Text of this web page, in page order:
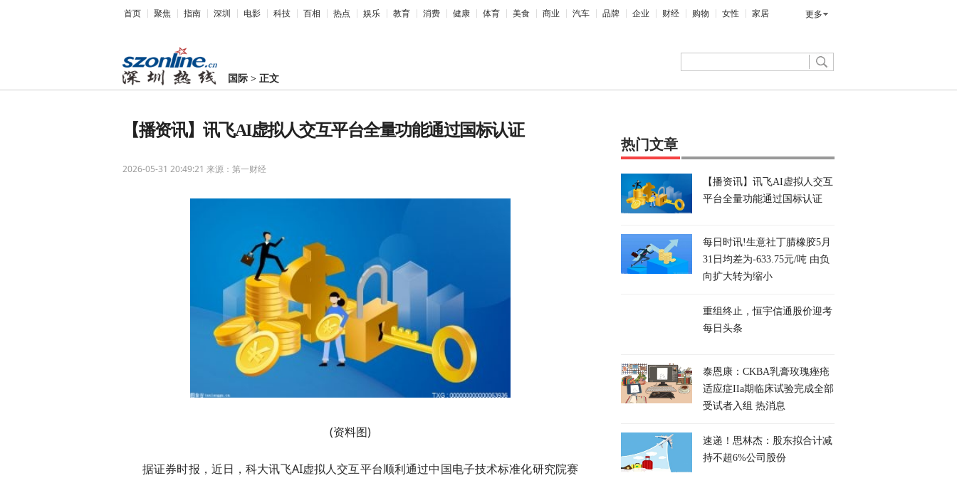
首页 聚焦 指南 深圳 电影 科技 百相 热点 娱乐 教育 消费 健康 体育 美食 商业 汽车 品牌 企业 财经 购物 女性 家居 更多
国际 >正文
【播资讯】讯飞AI虚拟人交互平台全量功能通过国标认证
2026-05-31 20:49:21 来源：第一财经
(资料图)
据证券时报，近日，科大讯飞AI虚拟人交互平台顺利通过中国电子技术标准化研究院赛
热门文章
【播资讯】讯飞AI虚拟人交互
平台全量功能通过国标认证
每日时讯!生意社丁腈橡胶5月
31日均差为-633.75元/吨 由负
向扩大转为缩小
重组终止，恒宇信通股价迎考
每日头条
泰恩康：CKBA乳膏玫瑰痤疮
适应症IIa期临床试验完成全部
受试者入组 热消息
速递！思林杰：股东拟合计减
持不超6%公司股份